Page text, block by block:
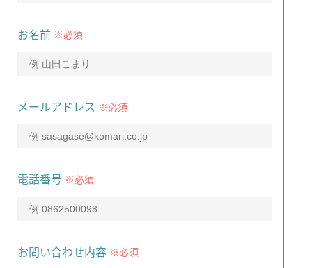
お名前 ※必須
メールアドレス ※必須
電話番号 ※必須
お問い合わせ内容 ※必須